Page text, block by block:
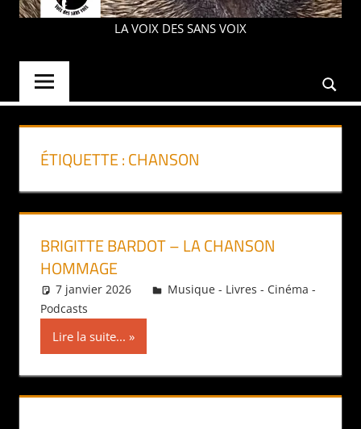
PAROLE
LA VOIX DES SANS VOIX
ÉTIQUETTE :CHANSON
BRIGITTE BARDOT – LA CHANSON
HOMMAGE
7 janvier 2026 Daniel
Musique - Livres - Cinéma -
Podcasts
Lire la suite...